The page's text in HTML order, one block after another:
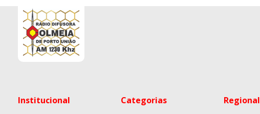
Institucional Categorias Regional